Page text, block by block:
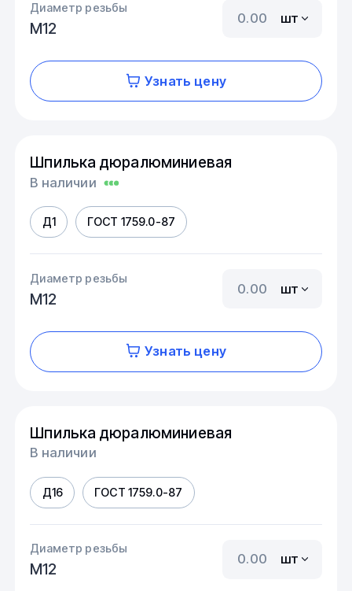
Диаметр резьбы
М12
шт
Узнать цену
Шпилька дюралюминиевая
В наличии
Д1 ГОСТ 1759.0-87
Диаметр резьбы
М12
шт
Узнать цену
Шпилька дюралюминиевая
В наличии
Д16 ГОСТ 1759.0-87
Диаметр резьбы
М12
шт